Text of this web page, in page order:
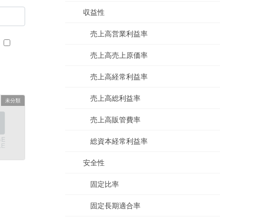
未分類
収益性
売上高営業利益率
売上高売上原価率
売上高経常利益率
売上高総利益率
売上高販管費率
総資本経常利益率
安全性
固定比率
固定長期適合率